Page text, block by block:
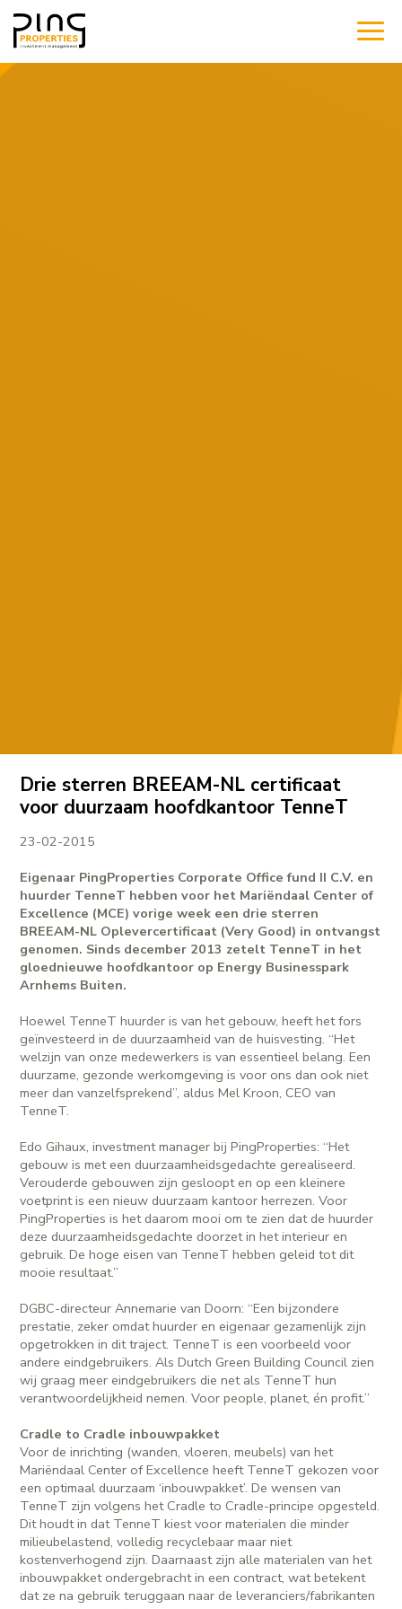
Drie sterren BREEAM-NL certificaat
voor duurzaam hoofdkantoor TenneT
23-02-2015
Eigenaar PingProperties Corporate Office fund II C.V. en
huurder TenneT hebben voor het Mariëndaal Center of
Excellence (MCE) vorige week een drie sterren
BREEAM-NL Oplevercertificaat (Very Good) in ontvangst
genomen. Sinds december 2013 zetelt TenneT in het
gloednieuwe hoofdkantoor op Energy Businesspark
Arnhems Buiten.
Hoewel TenneT huurder is van het gebouw, heeft het fors
geïnvesteerd in de duurzaamheid van de huisvesting. “Het
welzijn van onze medewerkers is van essentieel belang. Een
duurzame, gezonde werkomgeving is voor ons dan ook niet
meer dan vanzelfsprekend”, aldus Mel Kroon, CEO van
TenneT.
Edo Gihaux, investment manager bij PingProperties: “Het
gebouw is met een duurzaamheidsgedachte gerealiseerd.
Verouderde gebouwen zijn gesloopt en op een kleinere
voetprint is een nieuw duurzaam kantoor herrezen. Voor
PingProperties is het daarom mooi om te zien dat de huurder
deze duurzaamheidsgedachte doorzet in het interieur en
gebruik. De hoge eisen van TenneT hebben geleid tot dit
mooie resultaat.”
DGBC-directeur Annemarie van Doorn: “Een bijzondere
prestatie, zeker omdat huurder en eigenaar gezamenlijk zijn
opgetrokken in dit traject. TenneT is een voorbeeld voor
andere eindgebruikers. Als Dutch Green Building Council zien
wij graag meer eindgebruikers die net als TenneT hun
verantwoordelijkheid nemen. Voor people, planet, én profit.”
Cradle to Cradle inbouwpakket
Voor de inrichting (wanden, vloeren, meubels) van het
Mariëndaal Center of Excellence heeft TenneT gekozen voor
een optimaal duurzaam ‘inbouwpakket’. De wensen van
TenneT zijn volgens het Cradle to Cradle-principe opgesteld.
Dit houdt in dat TenneT kiest voor materialen die minder
milieubelastend, volledig recyclebaar maar niet
kostenverhogend zijn. Daarnaast zijn alle materialen van het
inbouwpakket ondergebracht in een contract, wat betekent
dat ze na gebruik teruggaan naar de leveranciers/fabrikanten